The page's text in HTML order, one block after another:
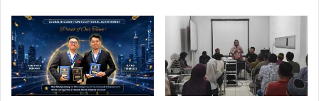
t
i
g
a
h
P
o
i
n
P